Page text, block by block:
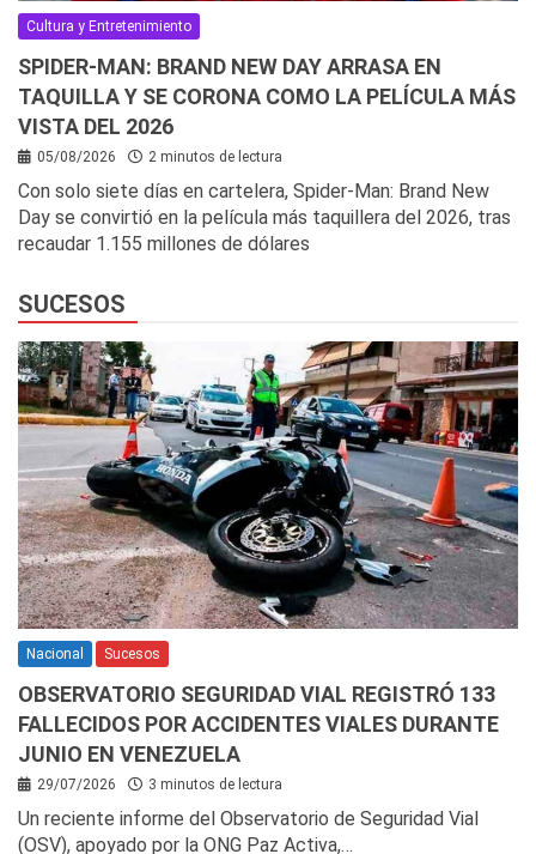
Cultura y Entretenimiento
SPIDER-MAN: BRAND NEW DAY ARRASA EN
TAQUILLA Y SE CORONA COMO LA PELÍCULA MÁS
VISTA DEL 2026
05/08/2026 2 minutos de lectura
Con solo siete días en cartelera, Spider-Man: Brand New
Day se convirtió en la película más taquillera del 2026, tras
recaudar 1.155 millones de dólares
SUCESOS
Nacional Sucesos
OBSERVATORIO SEGURIDAD VIAL REGISTRÓ 133
FALLECIDOS POR ACCIDENTES VIALES DURANTE
JUNIO EN VENEZUELA
29/07/2026 3 minutos de lectura
Un reciente informe del Observatorio de Seguridad Vial
(OSV), apoyado por la ONG Paz Activa,…